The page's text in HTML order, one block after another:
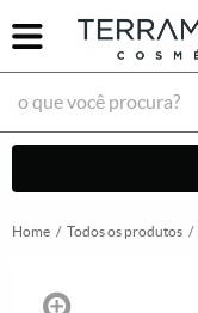
Home Todos os produtos